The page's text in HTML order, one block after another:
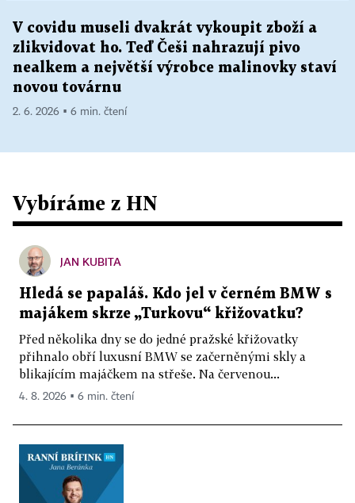
V covidu museli dvakrát vykoupit zboží a
zlikvidovat ho. Teď Češi nahrazují pivo
nealkem a největší výrobce malinovky staví
novou továrnu
2. 6. 2026 ▪ 6 min. čtení
Vybíráme z HN
JAN KUBITA
Hledá se papaláš. Kdo jel v černém BMW s
majákem skrze „Turkovu“ křižovatku?
Před několika dny se do jedné pražské křižovatky
přihnalo obří luxusní BMW se začerněnými skly a
blikajícím majáčkem na střeše. Na červenou...
4. 8. 2026 ▪ 6 min. čtení